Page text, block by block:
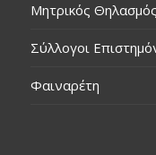
Μητρικός
Σύλλογοι
Φαιναρέτη